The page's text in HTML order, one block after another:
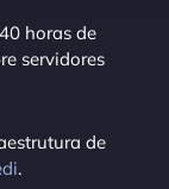
horas de
servidores
de
.